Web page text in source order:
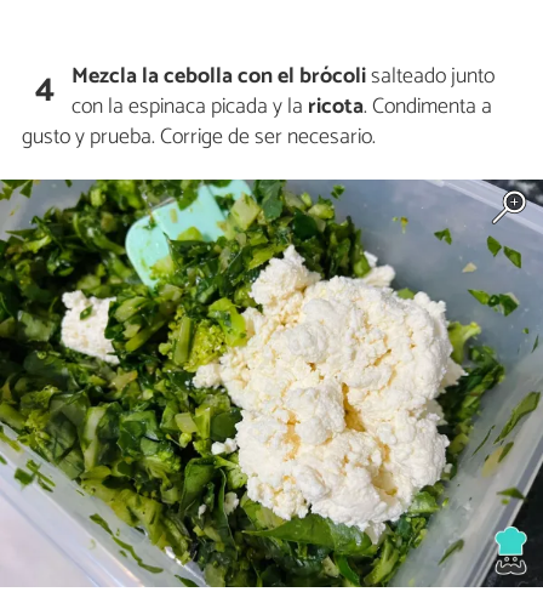
4 Mezcla la cebolla con el brócolisalteado junto
con la espinaca picada y la ricota. Condimenta a
gusto y prueba. Corrige de ser necesario.